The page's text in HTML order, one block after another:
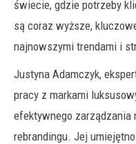
świecie, gdzie potrzeby
są coraz wyższe,
najnowszymi trendami i
Justyna Adamczyk,
pracy z markami
efektywnego zarządzania
rebrandingu. Jej